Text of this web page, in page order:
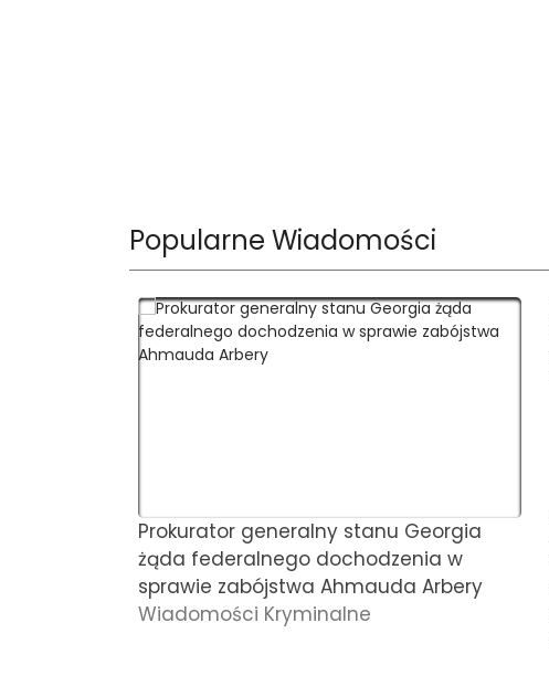
Popularne Wiadomości
Prokurator generalny stanu Georgia
żąda federalnego dochodzenia w
sprawie zabójstwa Ahmauda Arbery
Wiadomości Kryminalne